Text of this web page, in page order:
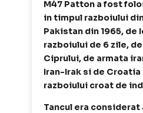
M47 Patton a fost
in timpul razboiului
Pakistan din 1965, de
razboiului de 6 zile,
Ciprului, de armata
Iran-Irak si de
razboiului croat de
Tancul era considerat